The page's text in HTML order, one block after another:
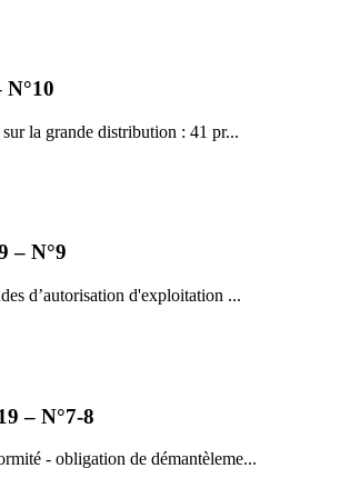
N°10
la grande distribution : 41 pr...
– N°9
d’autorisation d'exploitation ...
– N°7-8
- obligation de démantèleme...